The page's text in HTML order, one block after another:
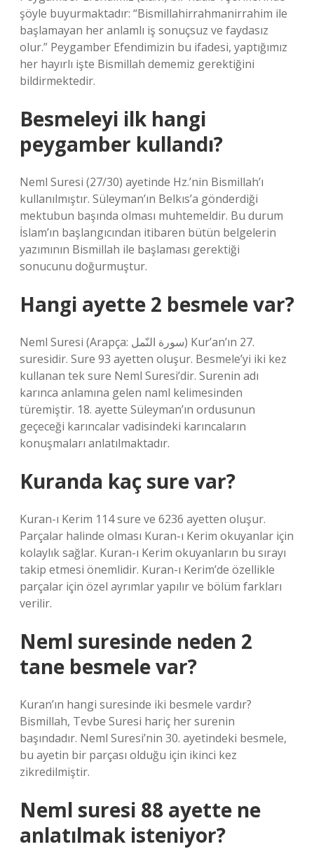
şöyle buyurmaktadır: “Bismillahirrahmanirrahim ile
başlamayan her anlamlı iş sonuçsuz ve faydasız
olur.” Peygamber Efendimizin bu ifadesi, yaptığımız
her hayırlı işte Bismillah dememiz gerektiğini
bildirmektedir.
Besmeleyi ilk hangi
peygamber kullandı?
Neml Suresi (27/30) ayetinde Hz.’nin Bismillah’ı
kullanılmıştır. Süleyman’ın Belkıs’a gönderdiği
mektubun başında olması muhtemeldir. Bu durum
İslam’ın başlangıcından itibaren bütün belgelerin
yazımının Bismillah ile başlaması gerektiği
sonucunu doğurmuştur.
Hangi ayette 2 besmele var?
Neml Suresi (Arapça: سورة النّمل) Kur’an’ın 27.
suresidir. Sure 93 ayetten oluşur. Besmele’yi iki kez
kullanan tek sure Neml Suresi’dir. Surenin adı
karınca anlamına gelen naml kelimesinden
türemiştir. 18. ayette Süleyman’ın ordusunun
geçeceği karıncalar vadisindeki karıncaların
konuşmaları anlatılmaktadır.
Kuranda kaç sure var?
Kuran-ı Kerim 114 sure ve 6236 ayetten oluşur.
Parçalar halinde olması Kuran-ı Kerim okuyanlar için
kolaylık sağlar. Kuran-ı Kerim okuyanların bu sırayı
takip etmesi önemlidir. Kuran-ı Kerim’de özellikle
parçalar için özel ayrımlar yapılır ve bölüm farkları
verilir.
Neml suresinde neden 2
tane besmele var?
Kuran’ın hangi suresinde iki besmele vardır?
Bismillah, Tevbe Suresi hariç her surenin
başındadır. Neml Suresi’nin 30. ayetindeki besmele,
bu ayetin bir parçası olduğu için ikinci kez
zikredilmiştir.
Neml suresi 88 ayette ne
anlatılmak isteniyor?